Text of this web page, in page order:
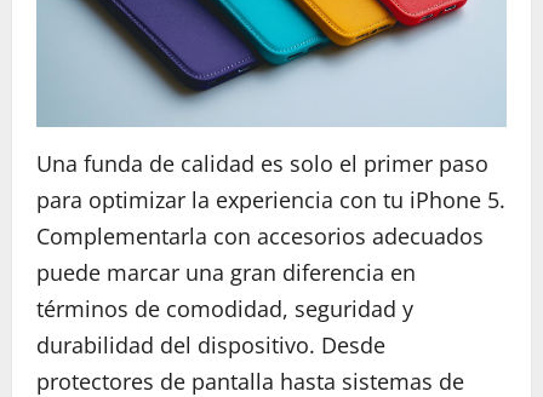
Una funda de calidad es solo el primer paso
para optimizar la experiencia con tu iPhone 5.
Complementarla con accesorios adecuados
puede marcar una gran diferencia en
términos de comodidad, seguridad y
durabilidad del dispositivo. Desde
protectores de pantalla hasta sistemas de